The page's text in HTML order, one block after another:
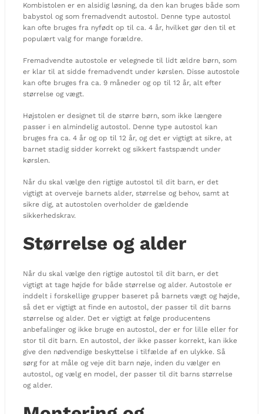
Kombistolen er en alsidig løsning, da den kan bruges både som
babystol og som fremadvendt autostol. Denne type autostol
kan ofte bruges fra nyfødt op til ca. 4 år, hvilket gør den til et
populært valg for mange forældre.
Fremadvendte autostole er velegnede til lidt ældre børn, som
er klar til at sidde fremadvendt under kørslen. Disse autostole
kan ofte bruges fra ca. 9 måneder og op til 12 år, alt efter
størrelse og vægt.
Højstolen er designet til de større børn, som ikke længere
passer i en almindelig autostol. Denne type autostol kan
bruges fra ca. 4 år og op til 12 år, og det er vigtigt at sikre, at
barnet stadig sidder korrekt og sikkert fastspændt under
kørslen.
Når du skal vælge den rigtige autostol til dit barn, er det
vigtigt at overveje barnets alder, størrelse og behov, samt at
sikre dig, at autostolen overholder de gældende
sikkerhedskrav.
Størrelse og alder
Når du skal vælge den rigtige autostol til dit barn, er det
vigtigt at tage højde for både størrelse og alder. Autostole er
inddelt i forskellige grupper baseret på barnets vægt og højde,
så det er vigtigt at finde en autostol, der passer til dit barns
størrelse og alder. Det er vigtigt at følge producentens
anbefalinger og ikke bruge en autostol, der er for lille eller for
stor til dit barn. En autostol, der ikke passer korrekt, kan ikke
give den nødvendige beskyttelse i tilfælde af en ulykke. Så
sørg for at måle og veje dit barn nøje, inden du vælger en
autostol, og vælg en model, der passer til dit barns størrelse
og alder.